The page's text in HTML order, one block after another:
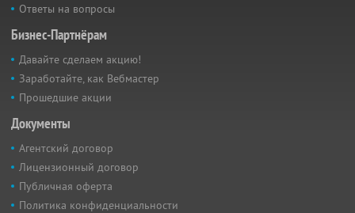
Ответы на вопросы
Бизнес-Партнёрам
Давайте сделаем акцию!
Заработайте, как Вебмастер
Прошедшие акции
Документы
Агентский договор
Лицензионный договор
Публичная оферта
Политика конфиденциальности